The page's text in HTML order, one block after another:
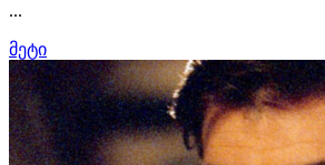
...
მეტი